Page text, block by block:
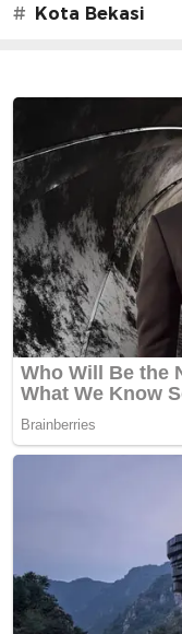
#
Kota Bekasi